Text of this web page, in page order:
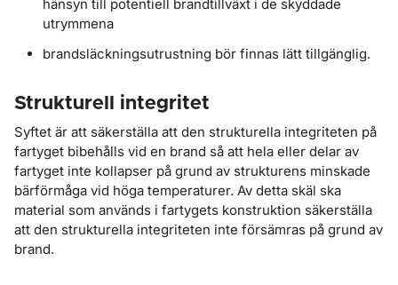
hänsyn till potentiell brandtillväxt i de skyddade
utrymmena
brandsläckningsutrustning bör finnas lätt tillgänglig.
Strukturell integritet
Syftet är att säkerställa att den strukturella integriteten på
fartyget bibehålls vid en brand så att hela eller delar av
fartyget inte kollapser på grund av strukturens minskade
bärförmåga vid höga temperaturer. Av detta skäl ska
material som används i fartygets konstruktion säkerställa
att den strukturella integriteten inte försämras på grund av
brand.